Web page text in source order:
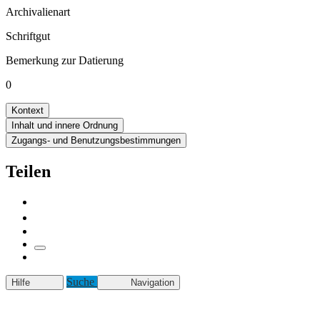
Archivalienart
Schriftgut
Bemerkung zur Datierung
0
Kontext
Inhalt und innere Ordnung
Zugangs- und Benutzungsbestimmungen
Teilen
Hilfe Suche Navigation